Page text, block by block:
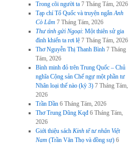
Trong cõi người ta 7 Tháng Tám, 2026
Tạp chí Tổ Quốc và truyện ngắnAnh
Cò Lấm 7 Tháng Tám, 2026
Thư tình gửi Ngoại: Một thiên sử gia
đình khiến ta rơi lệ 7 Tháng Tám, 2026
Thơ Nguyễn Thị Thanh Bình 7 Tháng
Tám, 2026
Bình minh đỏ trên Trung Quốc – Chủ
nghĩa Cộng sản Chế ngự một phần tư
Nhân loại thế nào (kỳ 3) 7 Tháng Tám,
2026
Trần Dần 6 Tháng Tám, 2026
Thơ Trung Dũng Kqđ 6 Tháng Tám,
2026
Giới thiệu sách Kinh tế tư nhân Việt
Nam (Trần Văn Thọ và đồng sự) 6